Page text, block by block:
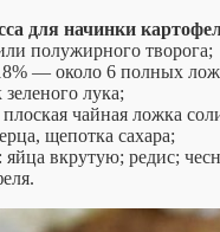
для начинки
полужирного творога;
— около 6 полных
лука;
чайная ложка
щепотка сахара;
яйца вкрутую; редис;